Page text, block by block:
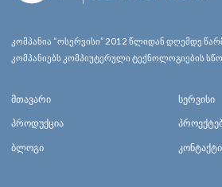
კომპანია “ოსერვისი” 2012 წლიდან დღემდე
კომპანიებს კომპიუტერული ტექნოლოგიების
მთავარი სერვისი
პროდუქცია
ბლოგი კონტაქტი